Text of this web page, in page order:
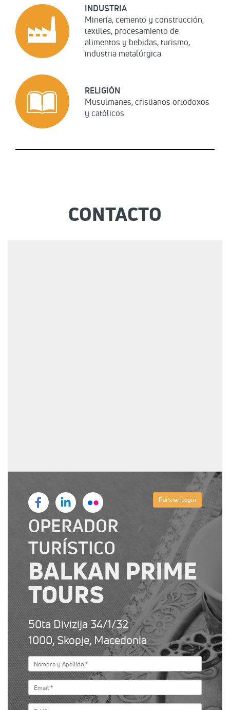
INDUSTRIA
Minería, cemento y construcción,
textiles, procesamiento de
alimentos y bebidas, turismo,
industria metalúrgica
RELIGIÓN
Musulmanes, cristianos ortodoxos
y católicos
CONTACTO
Partner Login
OPERADOR
TURÍSTICO
BALKAN PRIME
TOURS
50ta Divizija 34/1/32
1000, Skopje, Macedonia